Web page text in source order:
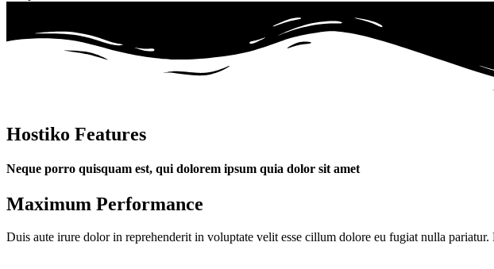
Hostiko Features
Neque porro quisquam est, qui dolorem ipsum quia dolor sit amet
Maximum Performance
Duis aute irure dolor in reprehenderit in voluptate velit esse cillum dolore eu fugiat nulla